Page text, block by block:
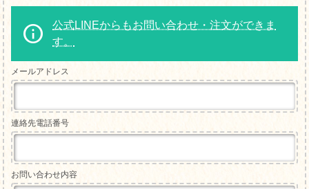
公式LINEからもお問い合わせ・注文ができま
す。
メールアドレス
連絡先電話番号
お問い合わせ内容